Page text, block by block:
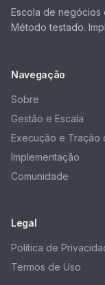
Escola de negócios
Método testado.
Navegação
Sobre
Gestão e Escala
Execução e Tração
Implementação
Comunidade
Legal
Política de
Termos de Uso